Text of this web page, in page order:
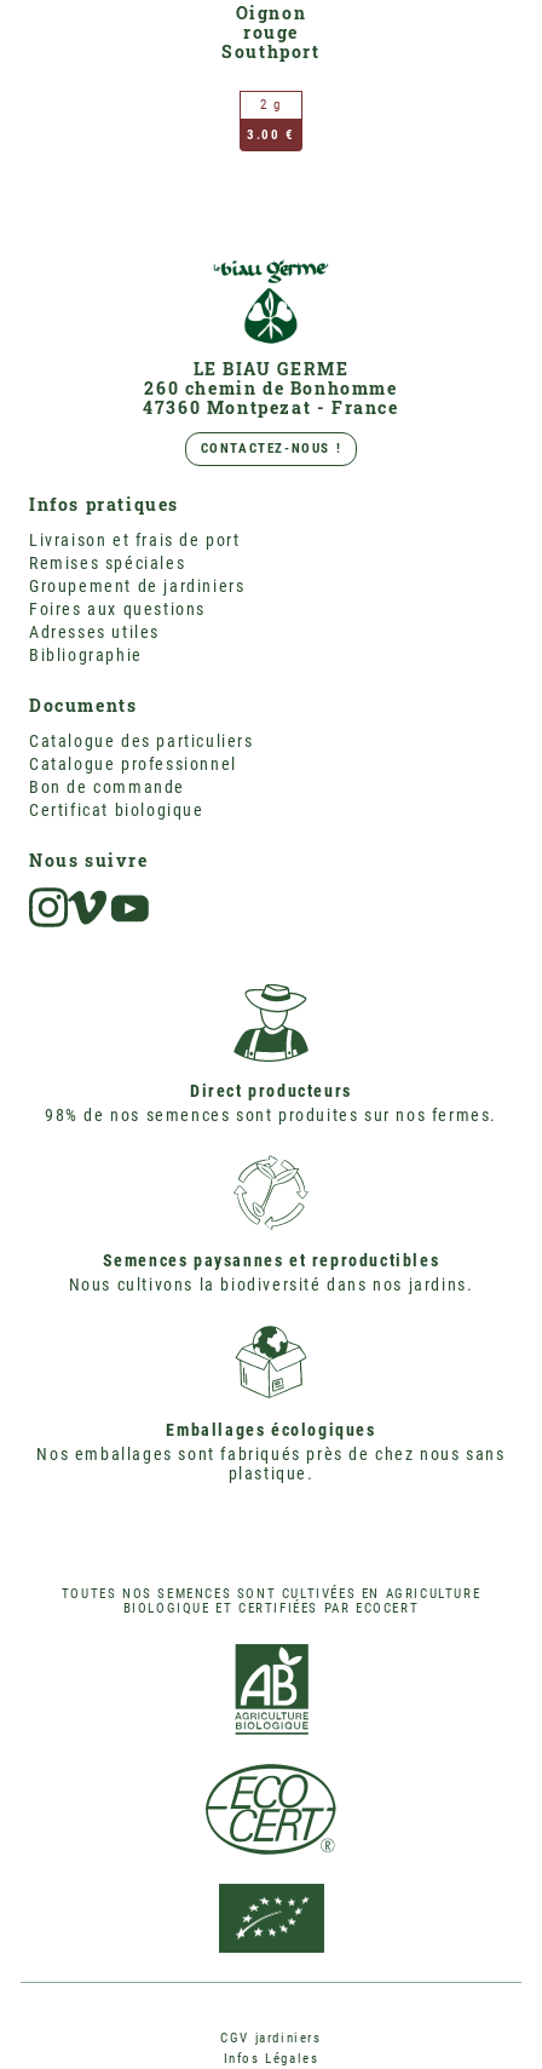
Oignon
rouge
Southport
2 g
3.00 €
LE BIAU GERME
260 chemin de Bonhomme
47360 Montpezat - France
CONTACTEZ-NOUS !
Infos pratiques
Livraison et frais de port
Remises spéciales
Groupement de jardiniers
Foires aux questions
Adresses utiles
Bibliographie
Documents
Catalogue des particuliers
Catalogue professionnel
Bon de commande
Certificat biologique
Nous suivre
Direct producteurs
98% de nos semences sont produites sur nos fermes.
Semences paysannes et reproductibles
Nous cultivons la biodiversité dans nos jardins.
Emballages écologiques
Nos emballages sont fabriqués près de chez nous sans
plastique.
TOUTES NOS SEMENCES SONT CULTIVÉES EN AGRICULTURE
BIOLOGIQUE ET CERTIFIÉES PAR ECOCERT
CGV jardiniers
Infos Légales